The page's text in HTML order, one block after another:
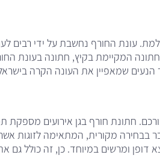
עונת החורף נחשבת על ידי רבים
המקיימת בקיץ, חתונה בעונת
הנעים שמאפיין את העונה הקרה
חתונת חורף בגן אירועים מספקת
בבחירה מקורית, המתאימה לזוגות
דופן ומרשים במיוחד. כן, זה כולל גם